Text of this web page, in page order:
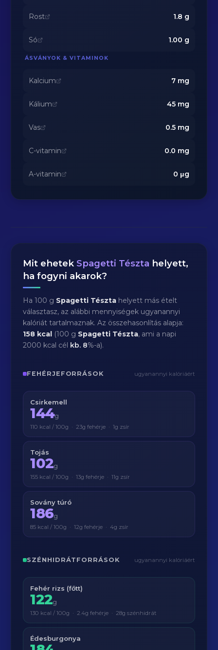
Rost 1.8 g
Só 1.00 g
ÁSVÁNYOK & VITAMINOK
Kalcium 7mg
Kálium 45mg
Vas 0.5mg
C-vitamin 0.0 mg
A-vitamin 0 μg
Mit ehetek Spagetti Tészta helyett,
ha fogyni akarok?
Ha 100 g Spagetti Tészta helyett más ételt
választasz, az alábbi mennyiségek ugyanannyi
kalóriát tartalmaznak. Az összehasonlítás alapja:
158 kcal (100 g Spagetti Tészta, ami a napi
2000 kcal cél kb. 8%-a).
FEHÉRJEFORRÁSOK ugyanannyi kalóriáért
Csirkemell
144g
110 kcal / 100g · 23g fehérje · 1g zsír
Tojás
102g
155 kcal / 100g · 13g fehérje · 11g zsír
Sovány túró
186g
85 kcal / 100g · 12g fehérje · 4g zsír
SZÉNHIDRÁTFORRÁSOK ugyanannyi kalóriáért
Fehér rizs (főtt)
122g
130 kcal / 100g · 2.4g fehérje · 28g szénhidrát
Édesburgonya